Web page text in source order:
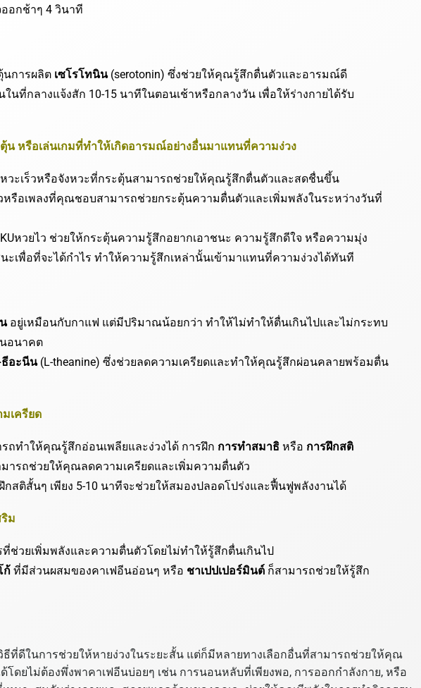
อกช้าๆ 4 วินาที
นการผลิต เซโรโทนิน(serotonin) ซึ่งช่วยให้คุณรู้สึกตื่นตัวและอารมณ์ดี
ในที่กลางแจ้งสัก 10-15 นาทีในตอนเช้าหรือกลางวัน เพื่อให้ร่างกายได้รับ
น หรือเล่นเกมที่ทำให้เกิดอารมณ์อย่างอื่นมาแทนที่ความง่วง
หวะเร็วหรือจังหวะที่กระตุ้นสามารถช่วยให้คุณรู้สึกตื่นตัวและสดชื่นขึ้น
หรือเพลงที่คุณชอบสามารถช่วยกระตุ้นความตื่นตัวและเพิ่มพลังในระหว่างวันที่
KUหวยไว ช่วยให้กระตุ้นความรู้สึกอยากเอาชนะ ความรู้สึกดีใจ หรือความมุ่ง
ะเพื่อที่จะได้กำไร ทำให้ความรู้สึกเหล่านั้นเข้ามาแทนที่ความง่วงได้ทันที
อยู่เหมือนกับกาแฟ แต่มีปริมาณน้อยกว่า ทำให้ไม่ทำให้ตื่นเกินไปและไม่กระทบ
อนาคต
อะนีน(L-theanine) ซึ่งช่วยลดความเครียดและทำให้คุณรู้สึกผ่อนคลายพร้อมตื่น
เครียด
ถทำให้คุณรู้สึกอ่อนเพลียและง่วงได้ การฝึก การทำสมาธิ หรือ การฝึกสติ
มารถช่วยให้คุณลดความเครียดและเพิ่มความตื่นตัว
สติสั้นๆ เพียง 5-10 นาทีจะช่วยให้สมองปลอดโปร่งและฟื้นฟูพลังงานได้
ม
ที่ช่วยเพิ่มพลังและความตื่นตัวโดยไม่ทำให้รู้สึกตื่นเกินไป
ก้ ที่มีส่วนผสมของคาเฟอีนอ่อนๆ หรือ ชาเปปเปอร์มินต์ ก็สามารถช่วยให้รู้สึก
ธีที่ดีในการช่วยให้หายง่วงในระยะสั้น แต่ก็มีหลายทางเลือกอื่นที่สามารถช่วยให้คุณ
ดยไม่ต้องพึ่งพาคาเฟอีนบ่อยๆ เช่น การนอนหลับที่เพียงพอ, การออกกำลังกาย, หรือ